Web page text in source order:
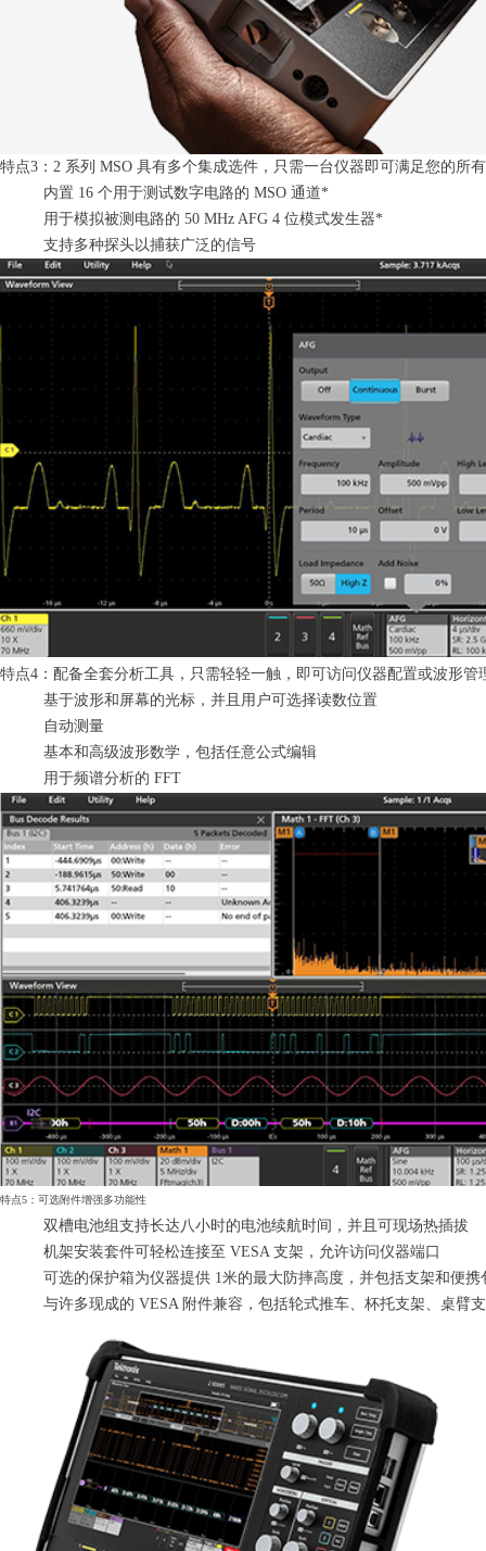
特点3：2 系列 MSO 具有多个集成选件，只需一台仪器即可满足您的所
内置 16 个用于测试数字电路的 MSO 通道*
用于模拟被测电路的 50 MHz AFG 4 位模式发生器*
支持多种探头以捕获广泛的信号
特点4：配备全套分析工具，只需轻轻一触，即可访问仪器配置或波形管
基于波形和屏幕的光标，并且用户可选择读数位置
自动测量
基本和高级波形数学，包括任意公式编辑
用于频谱分析的 FFT
特点5：可选附件增强多功能性
双槽电池组支持长达八小时的电池续航时间，并且可现场热插拔
机架安装套件可轻松连接至 VESA 支架，允许访问仪器端口
可选的保护箱为仪器提供 1米的最大防摔高度，并包括支架和便携
与许多现成的 VESA 附件兼容，包括轮式推车、杯托支架、桌臂